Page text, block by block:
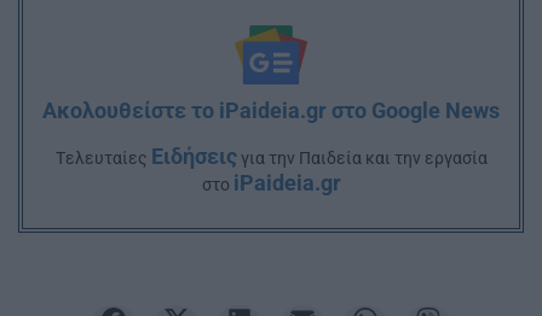
Ακολουθείστε το iPaideia.gr στο Google News
Tελευταίες Ειδήσειςγια την Παιδεία και την εργασία
στο iPaideia.gr